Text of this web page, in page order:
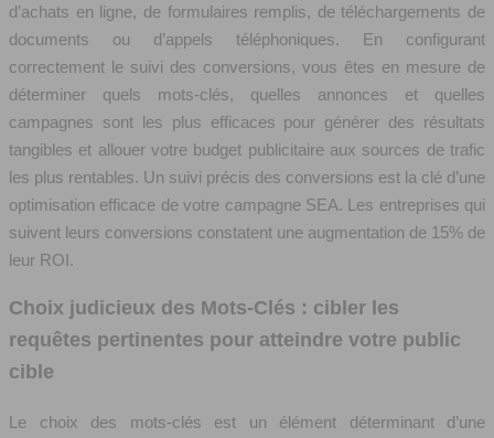
d’achats en ligne, de formulaires remplis, de téléchargements de
documents ou d’appels téléphoniques. En configurant
correctement le suivi des conversions, vous êtes en mesure de
déterminer quels mots-clés, quelles annonces et quelles
campagnes sont les plus efficaces pour générer des résultats
tangibles et allouer votre budget publicitaire aux sources de trafic
les plus rentables. Un suivi précis des conversions est la clé d’une
optimisation efficace de votre campagne SEA. Les entreprises qui
suivent leurs conversions constatent une augmentation de 15% de
leur ROI.
Choix judicieux des Mots-Clés : cibler les
requêtes pertinentes pour atteindre votre public
cible
Le choix des mots-clés est un élément déterminant d’une